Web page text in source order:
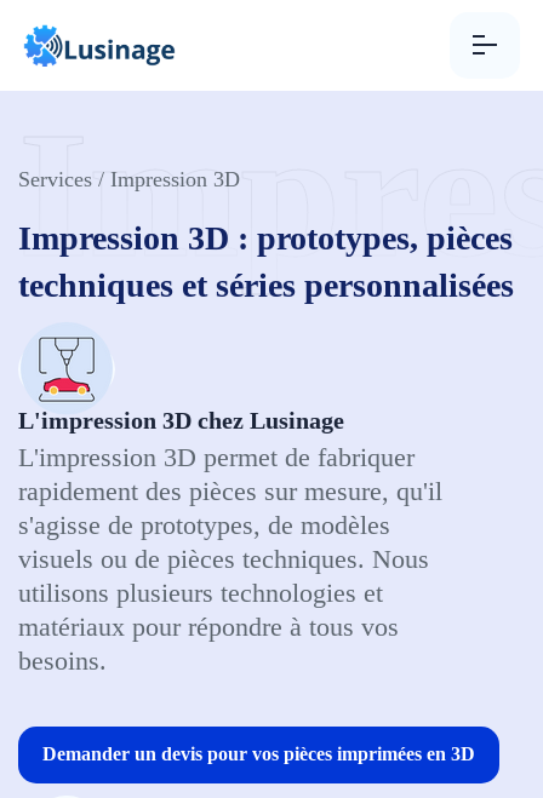
Services / Impression 3D
Impression 3D : prototypes, pièces
techniques et séries personnalisées
L'impression 3D chez Lusinage
L'impression 3D permet de fabriquer
rapidement des pièces sur mesure, qu'il
s'agisse de prototypes, de modèles
visuels ou de pièces techniques. Nous
utilisons plusieurs technologies et
matériaux pour répondre à tous vos
besoins.
Demander un devis pour vos pièces imprimées en 3D